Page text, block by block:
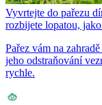
Vyvrtejte do pařezu
rozbijete lopatou,
Pařez vám na
jeho odstraňování
rychle.